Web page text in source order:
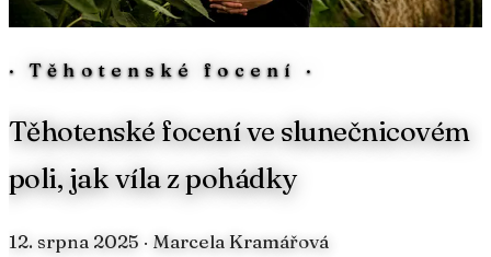
·Těhotenské focení ·
Těhotenské focení ve slunečnicovém
poli, jak víla z pohádky
12. srpna 2025 · Marcela Kramářová